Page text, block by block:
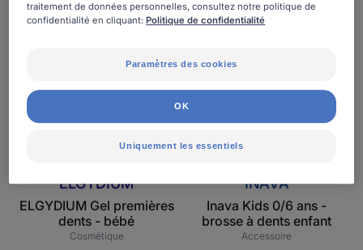
ELGYDIUM
-
BEST SELLER
ELGYDIUM
ELGYDIUM Gel premières
dents - bébé
Cosmétique
Inava
-
INAVA
Inava Kids 0/6 ans -
brosse à dents enfant
Accessoire
traitement de données personnelles, consultez notre politique de
confidentialité en cliquant:Politique de confidentialité
Paramètres des cookies
Uniquement les essentiels
OK